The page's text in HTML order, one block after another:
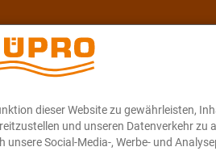
dieser Website zu gewährleisten,
und unseren Datenverkehr zu
unsere Social-Media-, Werbe- und
Blog ONLINE-KATALOG